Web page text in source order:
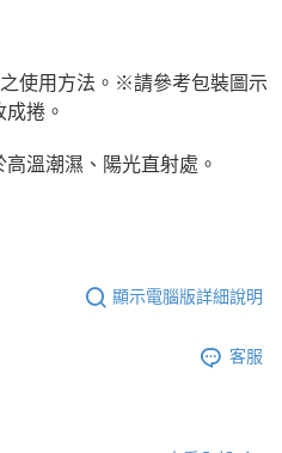
使用方法。※請參考包裝圖示
捲。
高溫潮濕、陽光直射處。
顯示電腦版詳細說明
客服